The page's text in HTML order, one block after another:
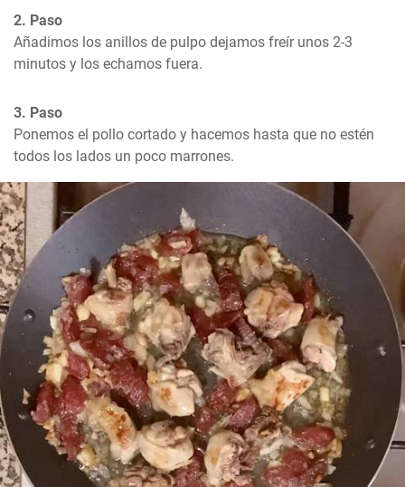
2. Paso
Añadimos los anillos de pulpo dejamos freír unos 2-3
minutos y los echamos fuera.
3. Paso
Ponemos el pollo cortado y hacemos hasta que no estén
todos los lados un poco marrones.